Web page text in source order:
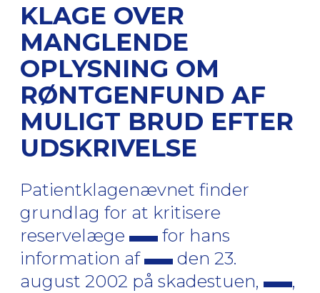
KLAGE OVER
MANGLENDE
OPLYSNING OM
RØNTGENFUND AF
MULIGT BRUD EFTER
UDSKRIVELSE
Patientklagenævnet finder
grundlag for at kritisere
reservelæge
for hans
information af
den 23.
august 2002 på skadestuen,
,